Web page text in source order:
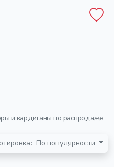
и кардиганы по распродаже
По популярности